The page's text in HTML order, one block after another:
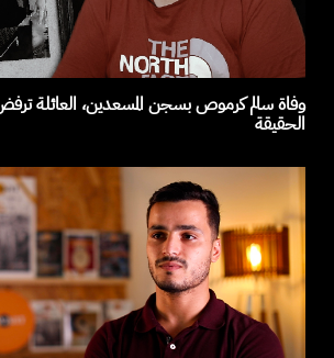
وفاة سالم كرموص بسجن المسعدين، العائلة
الحقيقة